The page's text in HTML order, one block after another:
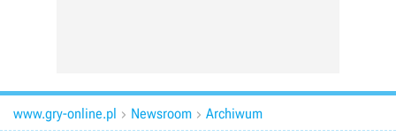
www.gry-online.pl  Newsroom  Archiwum